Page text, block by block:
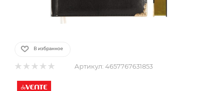
В избранное
Артикул: 4657767631853